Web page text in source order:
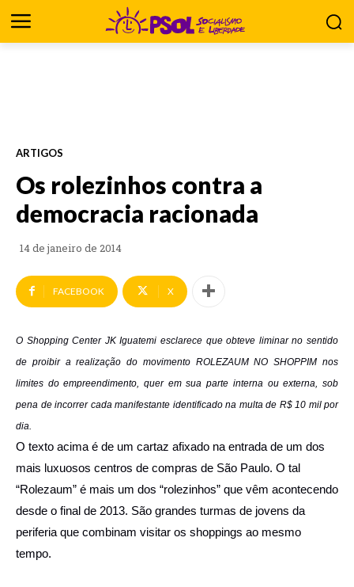
ARTIGOS
Os rolezinhos contra a
democracia racionada
14 de janeiro de 2014
FACEBOOK X
O Shopping Center JK Iguatemi esclarece que obteve liminar no sentido
de proibir a realização do movimento ROLEZAUM NO SHOPPIM nos
limites do empreendimento, quer em sua parte interna ou externa, sob
pena de incorrer cada manifestante identificado na multa de R$ 10 mil por
dia.
O texto acima é de um cartaz afixado na entrada de um dos
mais luxuosos centros de compras de São Paulo. O tal
“Rolezaum” é mais um dos “rolezinhos” que vêm acontecendo
desde o final de 2013. São grandes turmas de jovens da
periferia que combinam visitar os shoppings ao mesmo
tempo.